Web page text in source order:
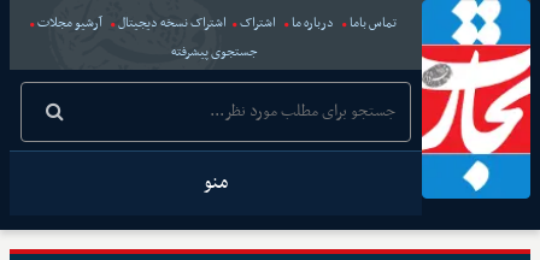
تماس باما درباره ما اشتراک اشتراک نسخه دیجیتال
آرشیو مجلات
جستجوی پیشرفته
منو